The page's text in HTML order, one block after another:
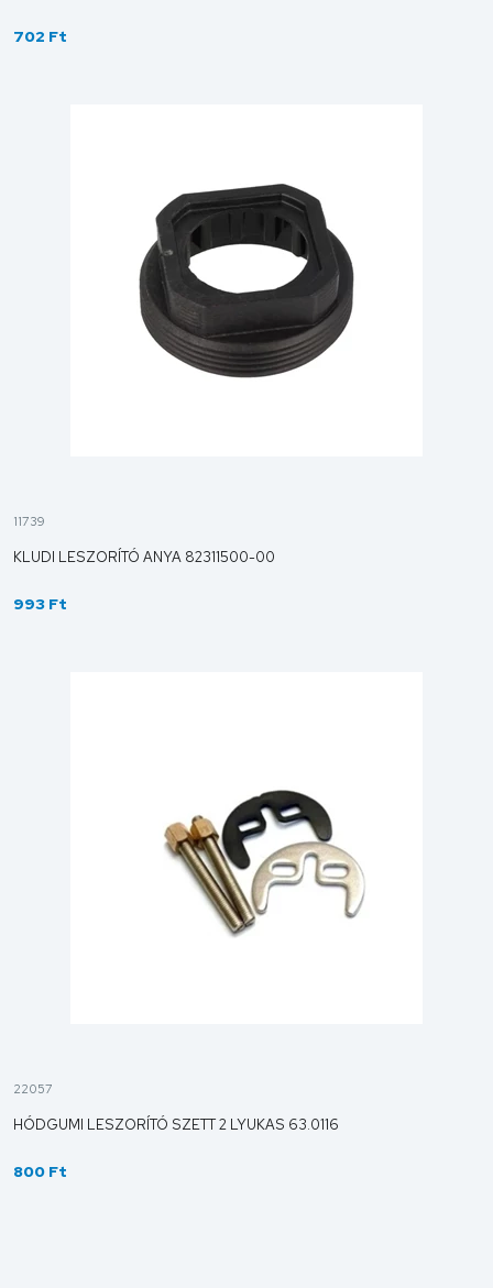
702 Ft
11739
KLUDI LESZORÍTÓ ANYA 82311500-00
993 Ft
22057
HÓDGUMI LESZORÍTÓ SZETT 2 LYUKAS 63.0116
800 Ft